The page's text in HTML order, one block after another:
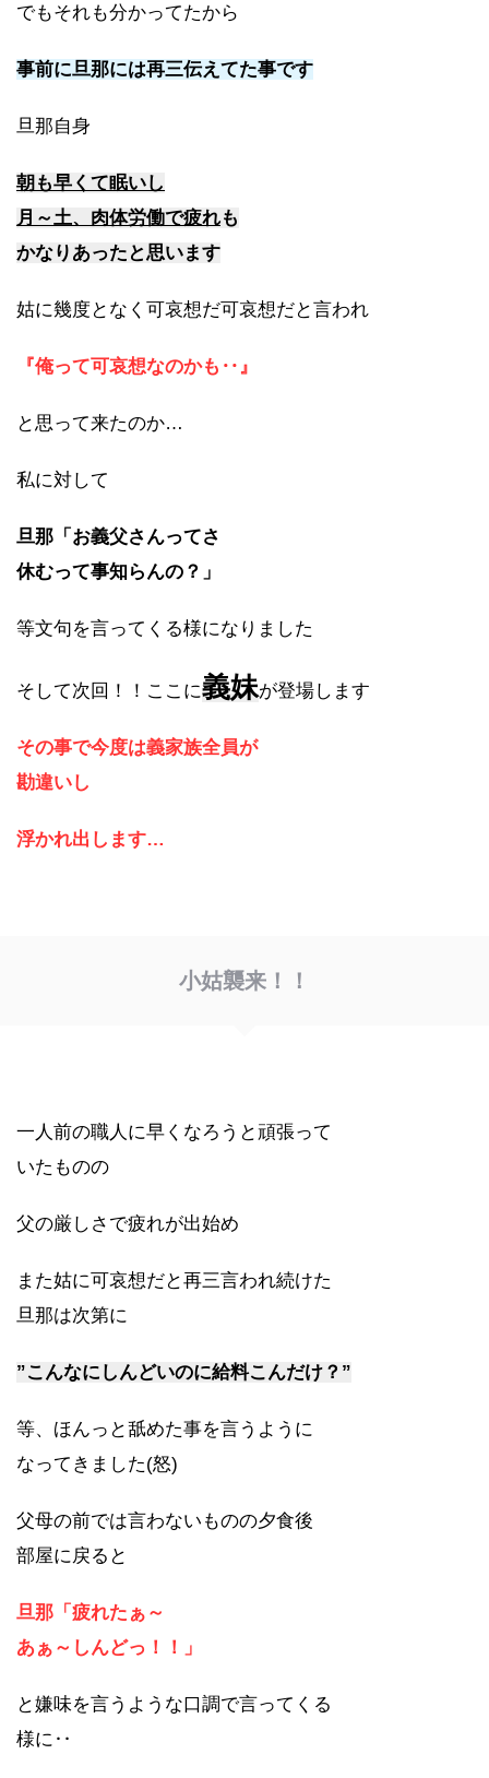
でもそれも分かってたから
事前に旦那には再三伝えてた事です
旦那自身
朝も早くて眠いし
月～土、肉体労働で疲れも
かなりあったと思います
姑に幾度となく可哀想だ可哀想だと言われ
『俺って可哀想なのかも‥』
と思って来たのか…
私に対して
旦那「お義父さんってさ
休むって事知らんの？」
等文句を言ってくる様になりました
そして次回！！ここに義妹が登場します
その事で今度は義家族全員が
勘違いし
浮かれ出します…
小姑襲来！！
一人前の職人に早くなろうと頑張って
いたものの
父の厳しさで疲れが出始め
また姑に可哀想だと再三言われ続けた
旦那は次第に
”こんなにしんどいのに給料こんだけ？”
等、ほんっと舐めた事を言うように
なってきました(怒)
父母の前では言わないものの夕食後
部屋に戻ると
旦那「 疲れたぁ～
あぁ～しんどっ！！」
と嫌味を言うような口調で言ってくる
様に‥